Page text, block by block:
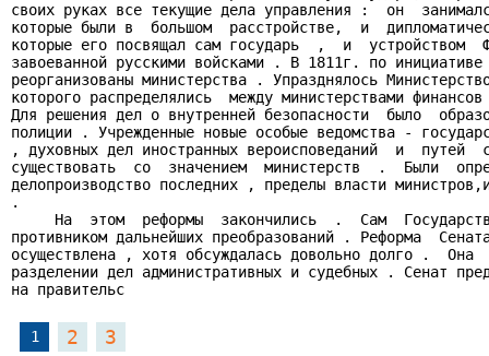
своих руках все текущие дела управления :  он
которые были в  большом  расстройстве,  и
которые его посвящал сам государь  ,  и  устройством
завоеванной русскими войсками . В 1811г. по
реорганизованы министерства . Упразднялось
которого распределялись  между министерствами
Для решения дел о внутренней безопасности  было
полиции . Учрежденные новые особые ведомства -
, духовных дел иностранных вероисповеданий  и  путей
существовать  со  значением  министерств  .  Были
делопроизводство последних , пределы власти
.
На  этом  реформы  закончились  .  Сам
противником дальнейших преобразований . Реформа
осуществлена , хотя обсуждалась довольно долго .  Она
разделении дел административных и судебных . Сенат
на правительс
1 2 3